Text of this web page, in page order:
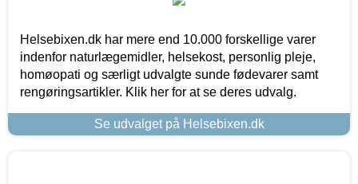
Helsebixen.dk har mere end 10.000 forskellige varer
indenfor naturlægemidler, helsekost, personlig pleje,
homøopati og særligt udvalgte sunde fødevarer samt
rengøringsartikler. Klik her for at se deres udvalg.
Se udvalget på Helsebixen.dk